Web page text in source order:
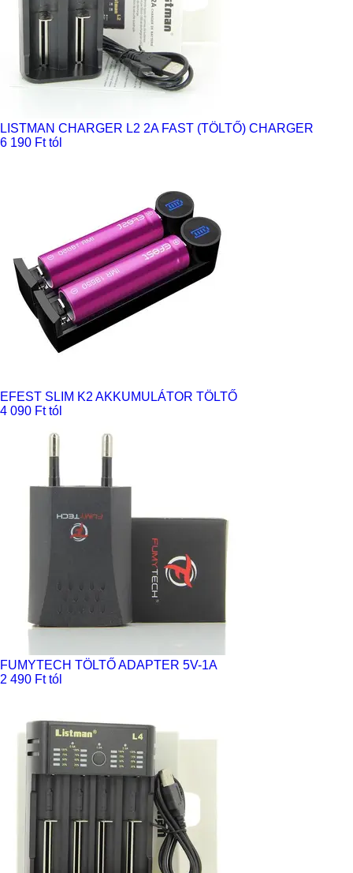
LISTMAN CHARGER L2 2A FAST (TÖLTŐ) CHARGER
6 190 Ft tól
EFEST SLIM K2 AKKUMULÁTOR TÖLTŐ
4 090 Ft tól
FUMYTECH TÖLTŐ ADAPTER 5V-1A
2 490 Ft tól